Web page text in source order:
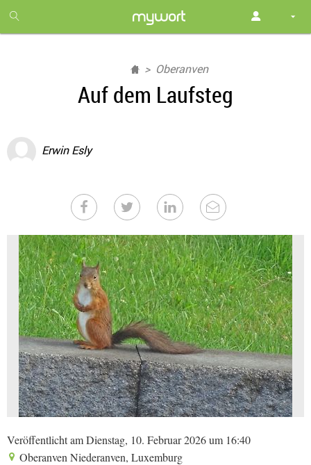
month
free
Oberanven
Auf dem Laufsteg
Erwin Esly
Veröffentlicht am Dienstag, 10. Februar 2026 um 16:40
Oberanven Niederanven, Luxemburg